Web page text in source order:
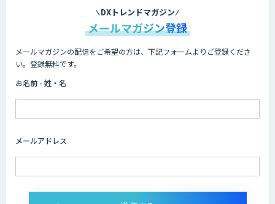
DXトレンドマガジン
メールマガジン登録
メールマガジンの配信をご希望の方は、下記フォームよりご登録くださ
い。登録無料です。
お名前 - 姓・名
メールアドレス